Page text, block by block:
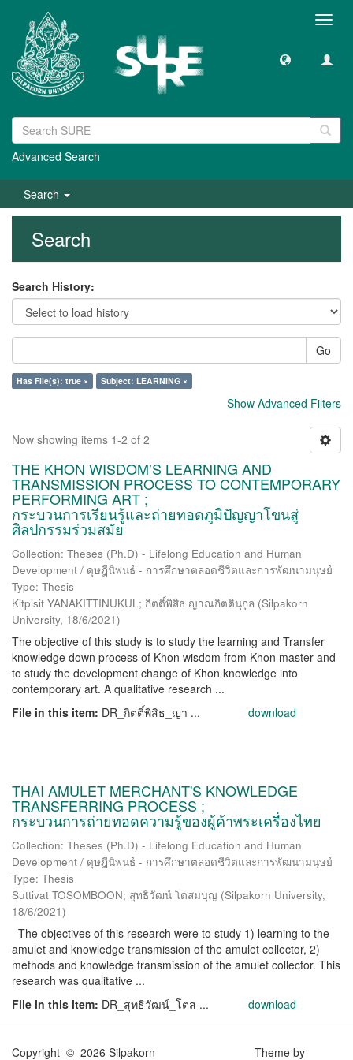
Advanced Search
Search
Search
Search History:
Go
Has File(s): true × Subject: LEARNING ×
Show Advanced Filters
Now showing items 1-2 of 2
THE KHON WISDOM’S LEARNING AND
TRANSMISSION PROCESS TO CONTEMPORARY
PERFORMING ART ;
กระบวนการเรียนรู้และถ่ายทอดภูมิปัญญาโขนสู่
ศิลปกรรมร่วมสมัย
Collection: Theses (Ph.D) - Lifelong Education and Human
Development / ดุษฎีนิพนธ์ - การศึกษาตลอดชีวิตและการพัฒนามนุษย์
Type: Thesis
Kitpisit YANAKITTINUKUL; กิตติ์พิสิธ ญาณกิตตินุกูล (Silpakorn
University, 18/6/2021)
The objective of this study is to study the learning and Transfer
knowledge down process of Khon wisdom from Khon master and
to study the development change of Khon knowledge into
contemporary art. A qualitative research ...
File in this item: DR_กิตติ์พิสิธ_ญา ... download
THAI AMULET MERCHANT'S KNOWLEDGE
TRANSFERRING PROCESS ;
กระบวนการถ่ายทอดความรู้ของผู้ค้าพระเครื่องไทย
Collection: Theses (Ph.D) - Lifelong Education and Human
Development / ดุษฎีนิพนธ์ - การศึกษาตลอดชีวิตและการพัฒนามนุษย์
Type: Thesis
Suttivat TOSOMBOON; สุทธิวัฒน์ โตสมบุญ (Silpakorn University,
18/6/2021)
The objectives of this research were to study 1) learning to the
amulet and knowledge transmission of the amulet collector, 2)
methods and knowledge transmission of the amulet collector. This
research was qualitative ...
File in this item: DR_สุทธิวัฒน์_โตส ... download
Copyright © 2026 Silpakorn Theme by